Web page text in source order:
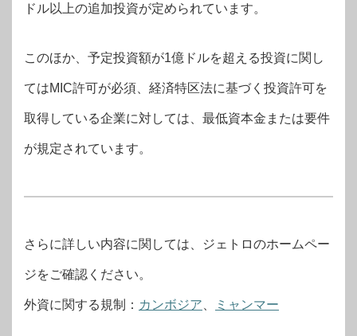
ドル以上の追加投資が定められています。
このほか、予定投資額が1億ドルを超える投資に関し
てはMIC許可が必須、経済特区法に基づく投資許可を
取得している企業に対しては、最低資本金または要件
が規定されています。
さらに詳しい内容に関しては、ジェトロのホームペー
ジをご確認ください。
外資に関する規制： カンボジア ミャンマー